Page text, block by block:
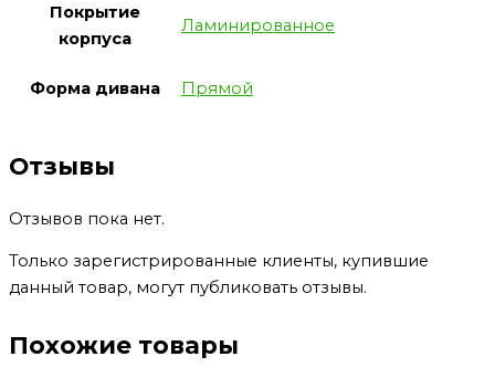
Покрытие
корпуса
Ламинированное
Форма дивана Прямой
Отзывы
Отзывов пока нет.
Только зарегистрированные клиенты, купившие
данный товар, могут публиковать отзывы.
Похожие товары